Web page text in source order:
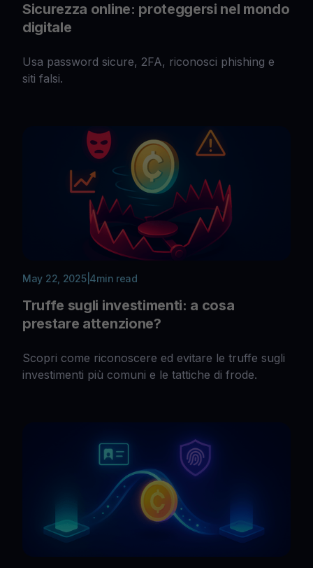
Sicurezza online: proteggersi nel mondo
digitale
Usa password sicure, 2FA, riconosci phishing e
siti falsi.
May 22, 2025| 4min read
Truffe sugli investimenti: a cosa
prestare attenzione?
Scopri come riconoscere ed evitare le truffe sugli
investimenti più comuni e le tattiche di frode.